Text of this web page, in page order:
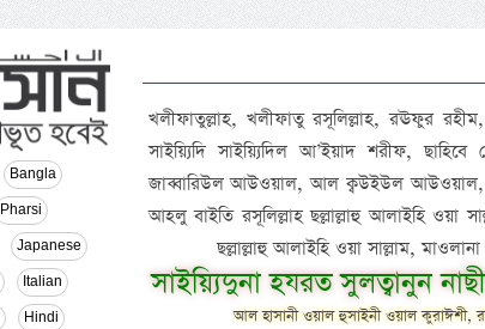
Bangla
Pharsi
Japanese
Italian
Hindi
খলীফাতুল্লাহ, খলীফাতু রসূলিল্লাহ, রঊফুর
সাইয়্যিদি সাইয়্যিদিল আ’ইয়াদ শরীফ,
জাব্বারিউল আউওয়াল, আল ক্বউইউল আউওয়াল,
আহলু বাইতি রসূলিল্লাহ ছল্লাল্লাহু আলাইহি ওয়া
ছল্লাল্লাহু আলাইহি ওয়া সাল্লাম,
সাইয়্যিদুনা হযরত সুলত্বানুন
আল হাসানী ওয়াল হুসাইনী ওয়াল কুরাঈশী,